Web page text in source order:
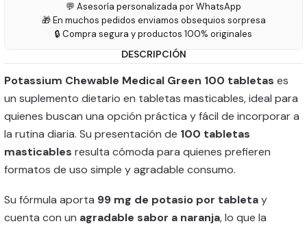
💬 Asesoría personalizada por WhatsApp
🎁 En muchos pedidos enviamos obsequios sorpresa
🔒 Compra segura y productos 100% originales
DESCRIPCIÓN
Potassium Chewable Medical Green 100 tabletas es
un suplemento dietario en tabletas masticables, ideal para
quienes buscan una opción práctica y fácil de incorporar a
la rutina diaria. Su presentación de 100 tabletas
masticables resulta cómoda para quienes prefieren
formatos de uso simple y agradable consumo.
Su fórmula aporta 99 mg de potasio por tabletay
cuenta con un agradable sabor a naranja, lo que la